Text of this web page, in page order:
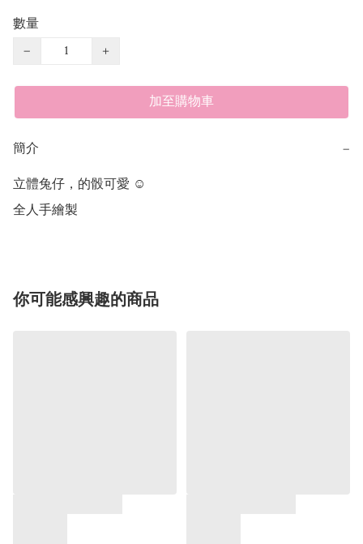
數量
−
+
加至購物車
簡介 −
立體兔仔，的骰可愛 ☺️
全人手繪製
你可能感興趣的商品